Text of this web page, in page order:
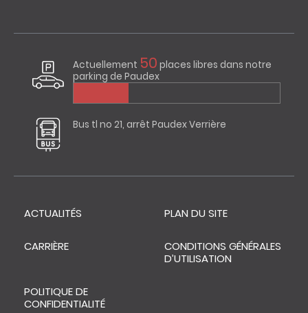
Actuellement 50 places libres dans notre
parking de Paudex
Bus tl no 21, arrêt Paudex Verrière
ACTUALITÉS PLAN DU SITE
CARRIÈRE
CONDITIONS GÉNÉRALES
D’UTILISATION
POLITIQUE DE
CONFIDENTIALITÉ